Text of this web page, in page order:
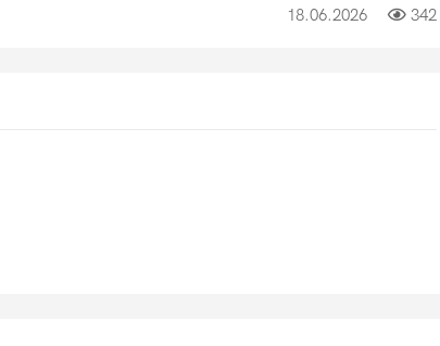
18.06.2026 342